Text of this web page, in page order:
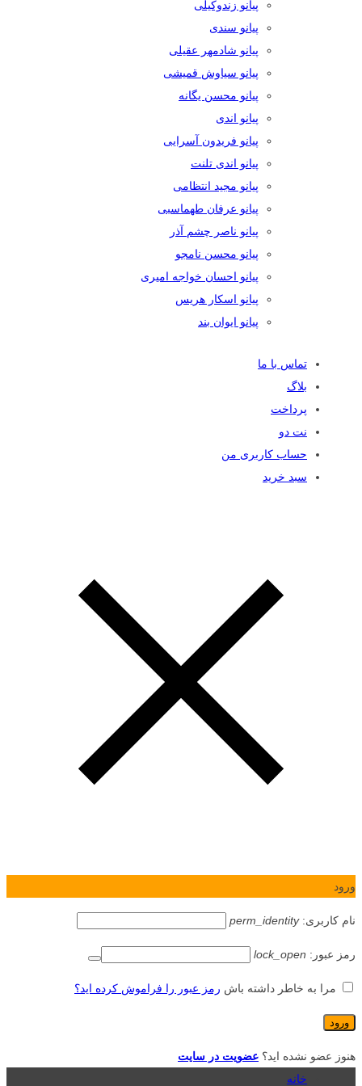
پیانو زندوکیلی
پیانو سندی
پیانو شادمهر عقیلی
پیانو سیاوش قمیشی
پیانو محسن یگانه
پیانو اندی
پیانو فریدون آسرایی
پیانو اندی تلنت
پیانو مجید انتظامی
پیانو عرفان طهماسبی
پیانو ناصر چشم آذر
پیانو محسن نامجو
پیانو احسان خواجه امیری
پیانو اسکار هریس
پیانو ایوان بند
تماس با ما
بلاگ
پرداخت
نت دو
حساب کاربری من
سبد خرید
ورود
نام کاربری:perm_identity
رمز عبور: lock_open
مرا به خاطر داشته باش رمز عبور را فراموش کرده اید؟
هنوز عضو نشده اید؟ عضویت در سایت
خانه